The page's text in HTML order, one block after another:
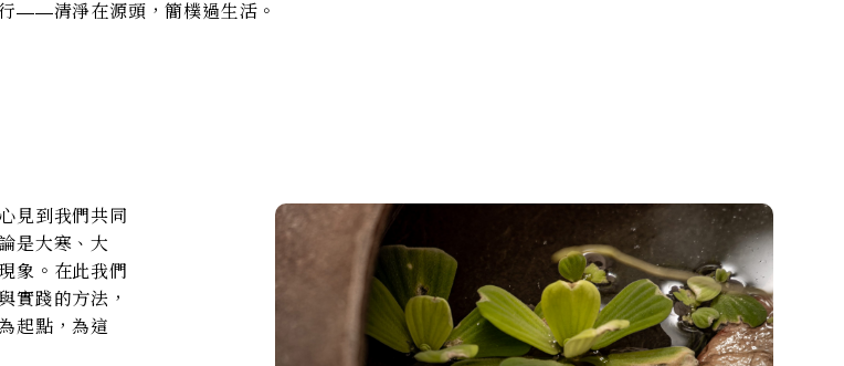
——清淨在源頭，簡樸過生活。
見到我們共同
是大寒、大
象。在此我們
實踐的方法，
起點，為這